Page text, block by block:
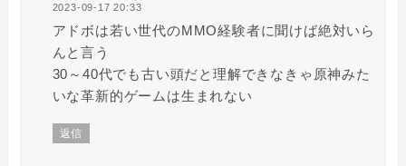
2023-09-17 20:33
アドボは若い世代のMMO経験者に聞けば絶対いら
んと言う
30～40代でも古い頭だと理解できなきゃ原神みた
いな革新的ゲームは生まれない
返信